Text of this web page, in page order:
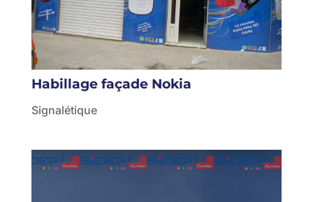
Habillage façade Nokia
Signalétique